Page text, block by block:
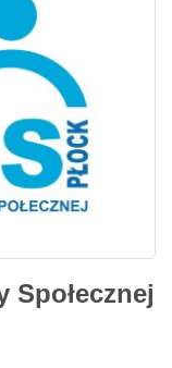
Społecznej